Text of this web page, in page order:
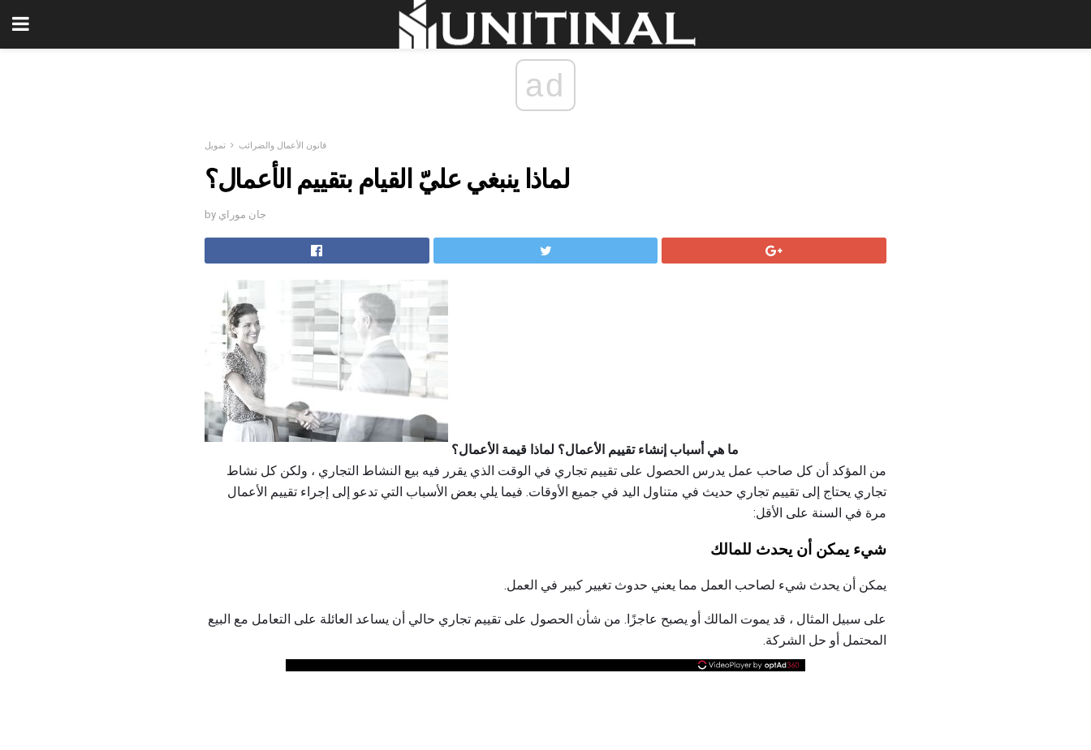
ad
قانون الأعمال والضرائب تمويل
لماذا ينبغي عليّ القيام بتقييم الأعمال؟
by جان موراي
ما هي أسباب إنشاء تقييم الأعمال؟ لماذا قيمة الأعمال؟
من المؤكد أن كل صاحب عمل يدرس الحصول على تقييم تجاري في الوقت الذي يقرر فيه بيع النشاط التجاري ، ولكن كل نشاط
تجاري يحتاج إلى تقييم تجاري حديث في متناول اليد في جميع الأوقات. فيما يلي بعض الأسباب التي تدعو إلى إجراء تقييم الأعمال
مرة في السنة على الأقل:
شيء يمكن أن يحدث للمالك
يمكن أن يحدث شيء لصاحب العمل مما يعني حدوث تغيير كبير في العمل.
على سبيل المثال ، قد يموت المالك أو يصبح عاجزًا. من شأن الحصول على تقييم تجاري حالي أن يساعد العائلة على التعامل مع البيع
المحتمل أو حل الشركة.